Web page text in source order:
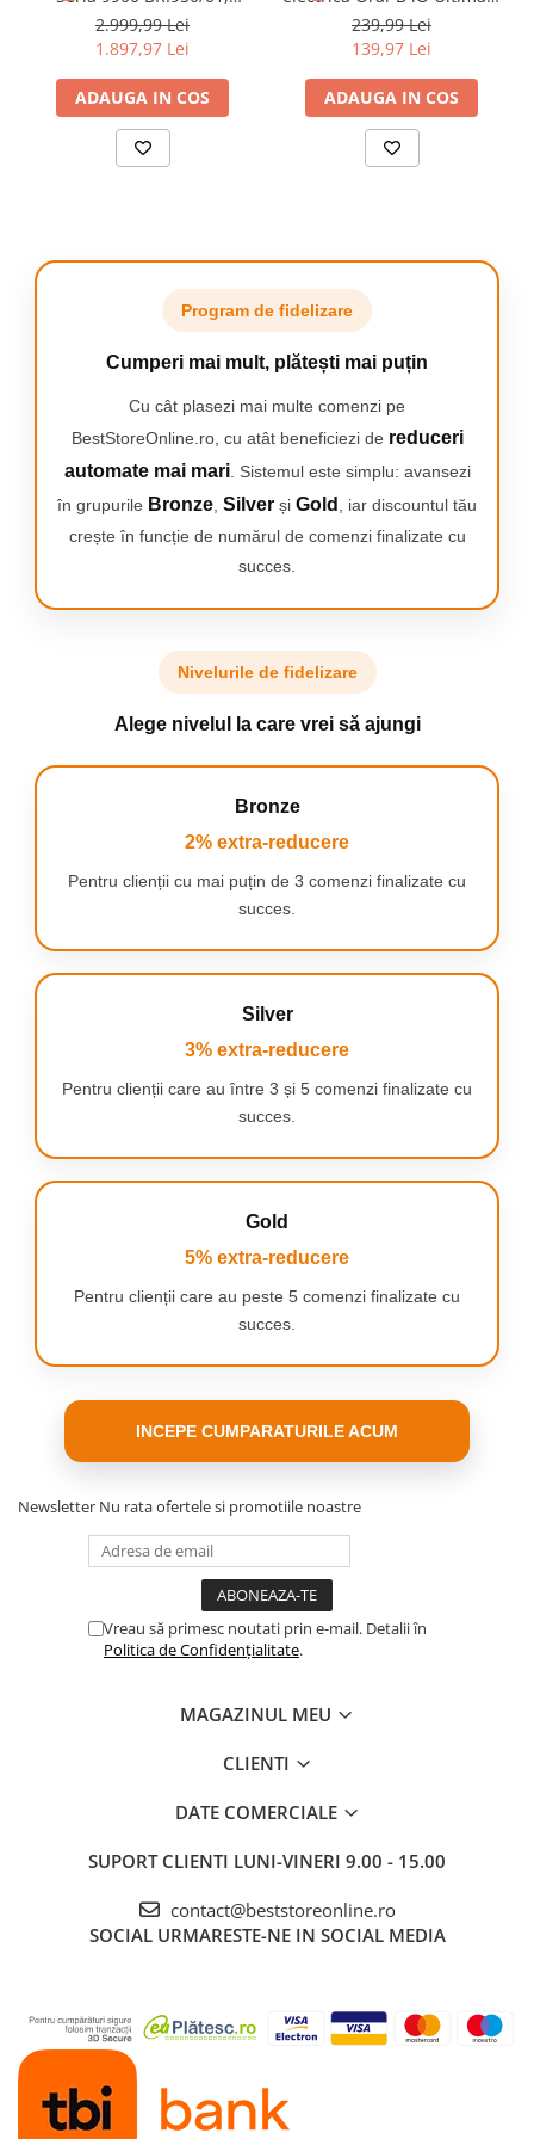
Capetele de periaj de rezerva
Oral-B iO Ultimate Clean combina
microvibratii puternice si delicate
cu un design rotund, inspirat de
mediciidentisti, pentru o curatare
profesionala zilnica.
PERFECTIUNE
grade, perii inclinati ajuta
la curatarea zonelor greu
accesibile ale gurii.
*vs. o periuta de dinti
manuala
INLOCUITI O DATA LA 3 LUNI
Medicii dentisti recomanda
schimbarea capatului de periaj la
fiecare 3 luni.
PERI CARE ISI SCHIMBA
CULOARE
isi schimba culoarea
pentru a semnala cand
trebuie inlocuite pentru
INDEPARTAREA SUPERIOARA A
PLACII BACTERIENE
al periutei electrice indeparteaza
bacteriana decat o periuta
manuala obisnuita, in special de-a
EXCLUSIV PENTRU
superioara cu capatul de
senzor SmartSkin,
conectare la aplicatia cu
functia Skin AI, utilizare cu
sau fara fir, 450.000
impusuri, accesorii: fata,
corp, Rose Gold/Alb
2.999,99 Lei
1.897,97 Lei
ADAUGA IN COS
Clean, compatibile doar cu
seria iO, Negru, 6 buc
239,99 Lei
139,97 Lei
ADAUGA IN COS
Program de fidelizare
Cumperi mai mult, plătești mai puțin
Cu cât plasezi mai multe comenzi pe
BestStoreOnline.ro, cu atât beneficiezi de reduceri
automate mai mari. Sistemul este simplu: avansezi
în grupurile Bronze Silver și Gold
, iar discountul tău
crește în funcție de numărul de comenzi finalizate cu
succes.
Nivelurile de fidelizare
Alege nivelul la care vrei să ajungi
Bronze
2% extra-reducere
Pentru clienții cu mai puțin de 3 comenzi finalizate cu
succes.
Silver
3% extra-reducere
Pentru clienții care au între 3 și 5 comenzi finalizate cu
succes.
Gold
5% extra-reducere
Pentru clienții care au peste 5 comenzi finalizate cu
succes.
INCEPE CUMPARATURILE ACUM
Newsletter Nu rata ofertele si promotiile noastre
Vreau să primesc noutati prin e-mail. Detalii în
Politica de Confidențialitate.
MAGAZINUL MEU
CLIENTI
DATE COMERCIALE
SUPORT CLIENTI LUNI-VINERI 9.00 - 15.00
contact@beststoreonline.ro
SOCIAL URMARESTE-NE IN SOCIAL MEDIA